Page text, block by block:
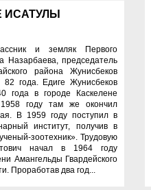
ИСАТУЛЫ
и земляк Первого
Назарбаева, председатель
района Жунисбеков
года. Едиге Жунисбеков
года в городе Каскелене
году там же окончил
В 1959 году поступил в
институт, получив в
зоотехник». Трудовую
начал в 1964 году
Амангельды Гвардейского
Проработав два год...